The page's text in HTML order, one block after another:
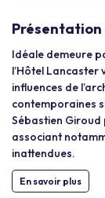
Présentation
Idéale demeure
l’Hôtel Lancaster
influences de
contemporaines
Sébastien
associant
inattendues.
En savoir plus